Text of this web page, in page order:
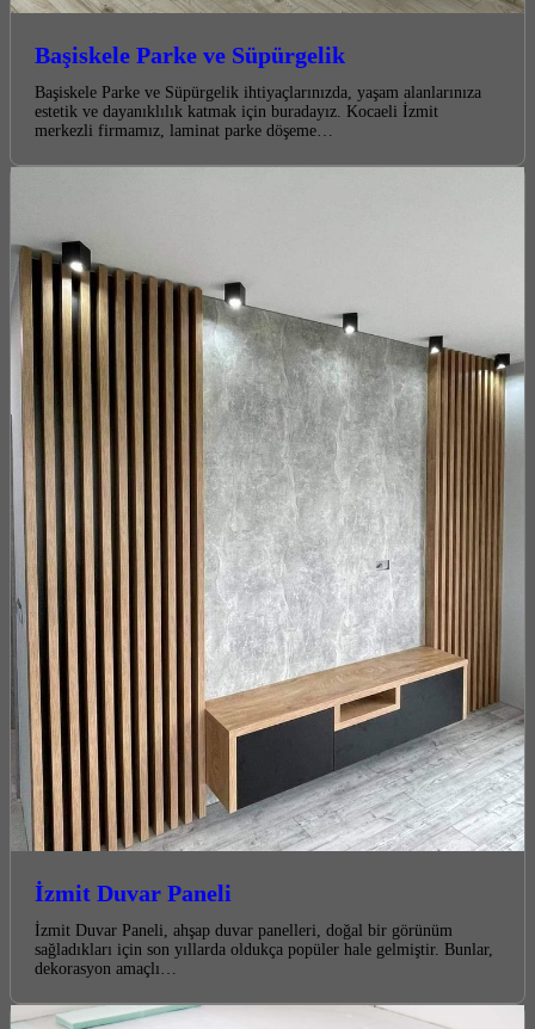
Başiskele Parke ve Süpürgelik
Başiskele Parke ve Süpürgelik ihtiyaçlarınızda, yaşam alanlarınıza
estetik ve dayanıklılık katmak için buradayız. Kocaeli İzmit
merkezli firmamız, laminat parke döşeme…
İzmit Duvar Paneli
İzmit Duvar Paneli, ahşap duvar panelleri, doğal bir görünüm
sağladıkları için son yıllarda oldukça popüler hale gelmiştir. Bunlar,
dekorasyon amaçlı…